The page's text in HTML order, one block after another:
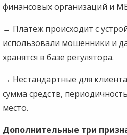
финансовых организаций и
→ Платеж происходит с
использовали мошенники и
хранятся в базе регулятора.
→ Нестандартные для
сумма средств,
место.
Дополнительные три